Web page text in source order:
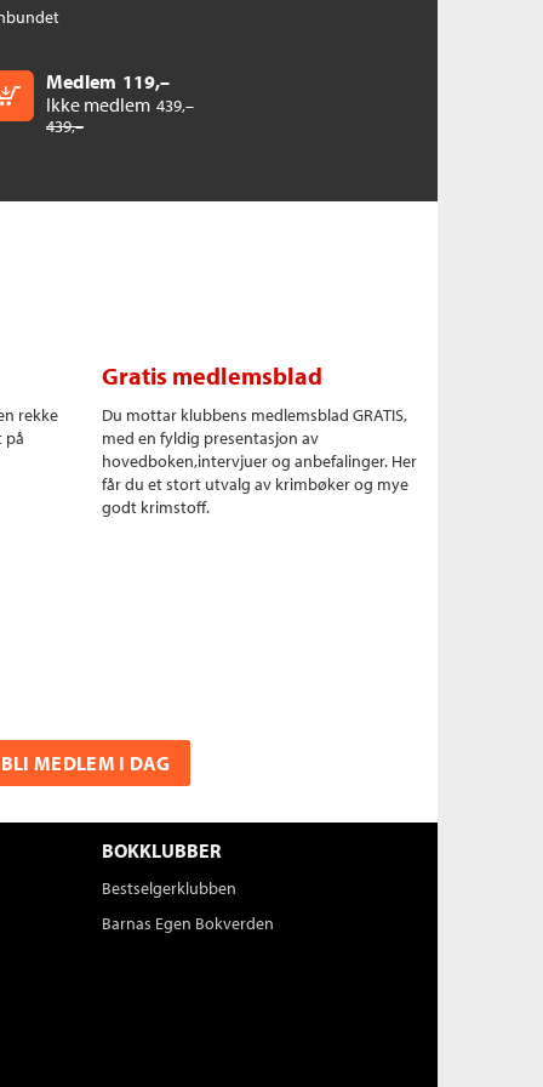
Medlem 119,–
Ikke medlem 439,–
439,–
Kjøp
rekke
på
Gratis medlemsblad
Du mottar klubbens medlemsblad GRATIS,
med en fyldig presentasjon av
hovedboken,intervjuer og anbefalinger. Her
får du et stort utvalg av krimbøker og mye
godt krimstoff.
BLI MEDLEM I DAG
BOKKLUBBER
Bestselgerklubben
Barnas Egen Bokverden